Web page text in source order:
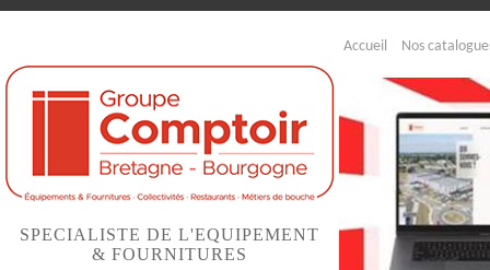
Accueil Nos
SPECIALISTE DE L'EQUIPEMENT
& FOURNITURES